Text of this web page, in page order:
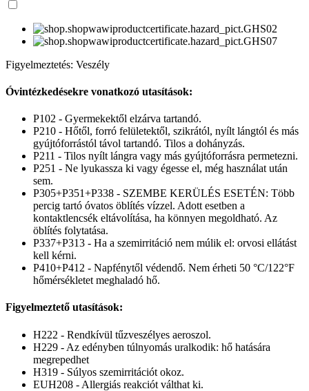
Figyelmeztetés: Veszély
Óvintézkedésekre vonatkozó utasítások:
P102 - Gyermekektől elzárva tartandó.
P210 - Hőtől, forró felületektől, szikrától, nyílt lángtól és más
gyújtóforrástól távol tartandó. Tilos a dohányzás.
P211 - Tilos nyílt lángra vagy más gyújtóforrásra permetezni.
P251 - Ne lyukassza ki vagy égesse el, még használat után
sem.
P305+P351+P338 - SZEMBE KERÜLÉS ESETÉN: Több
percig tartó óvatos öblítés vízzel. Adott esetben a
kontaktlencsék eltávolítása, ha könnyen megoldható. Az
öblítés folytatása.
P337+P313 - Ha a szemirritáció nem múlik el: orvosi ellátást
kell kérni.
P410+P412 - Napfénytől védendő. Nem érheti 50 °C/122°F
hőmérsékletet meghaladó hő.
Figyelmeztető utasítások:
H222 - Rendkívül tűzveszélyes aeroszol.
H229 - Az edényben túlnyomás uralkodik: hő hatására
megrepedhet
H319 - Súlyos szemirritációt okoz.
EUH208 - Allergiás reakciót válthat ki.